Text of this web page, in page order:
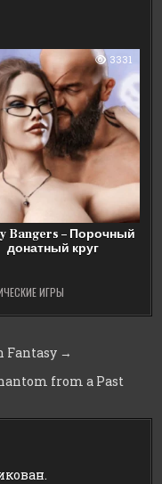
3331
Bangers – Порочный
донатный круг
ИГРЫ
Fantasy →
from a Past